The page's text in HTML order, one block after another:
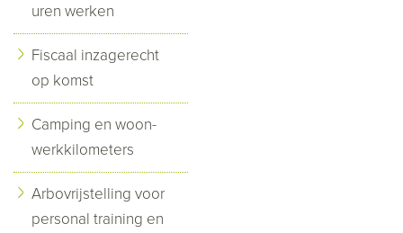
uren werken
Fiscaal inzagerecht
op komst
Camping en woon-
werkkilometers
Arbovrijstelling voor
personal training en